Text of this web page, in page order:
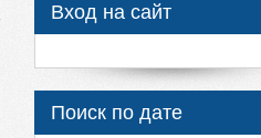
Вход на сайт
Поиск по дате